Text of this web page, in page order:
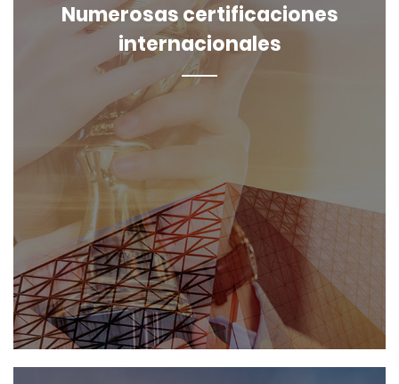
Numerosas certificaciones
internacionales